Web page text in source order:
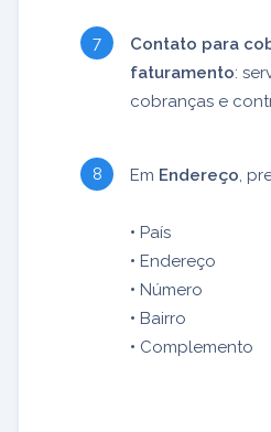
Contato para
faturamento:
cobranças e
Em Endereço ,
• País
• Endereço
• Número
• Bairro
• Complemento